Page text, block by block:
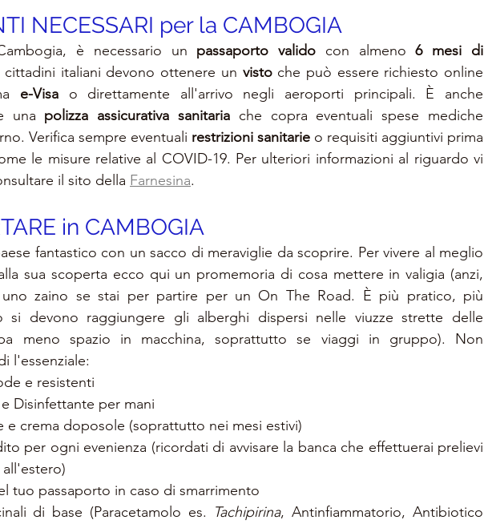
NECESSARI per la CAMBOGIA
è necessario un passaporto valido con almeno 6 mesi di
cittadini italiani devono ottenere un visto che può essere richiesto online
e-Visa o direttamente all'arrivo negli aeroporti principali. È anche
una polizza assicurativa sanitaria che copra eventuali spese mediche
Verifica sempre eventuali restrizioni sanitarie o requisiti aggiuntivi prima
le misure relative al COVID-19. Per ulteriori informazioni al riguardo vi
il sito della Farnesina.
in CAMBOGIA
fantastico con un sacco di meraviglie da scoprire. Per vivere al meglio
sua scoperta ecco qui un promemoria di cosa mettere in valigia (anzi,
uno zaino se stai per partire per un On The Road. È più pratico, più
si devono raggiungere gli alberghi dispersi nelle viuzze strette delle
meno spazio in macchina, soprattutto se viaggi in gruppo). Non
l'essenziale:
e resistenti
Disinfettante per mani
e crema doposole (soprattutto nei mesi estivi)
per ogni evenienza (ricordati di avvisare la banca che effettuerai prelievi
tuo passaporto in caso di smarrimento
di base (Paracetamolo es. Tachipirina, Antinfiammatorio, Antibiotico